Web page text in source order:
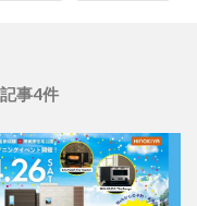
事4件